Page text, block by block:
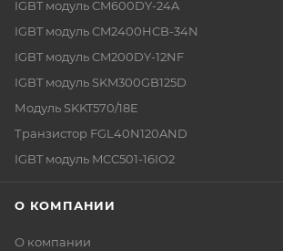
IGBT модуль CM600DY-24A
IGBT модуль CM2400HCB-34N
IGBT модуль CM200DY-12NF
IGBT модуль SKM300GB125D
Модуль SKKT570/18E
Транзистор FGL40N120AND
IGBT модуль MCC501-16IO2
О КОМПАНИИ
О компании